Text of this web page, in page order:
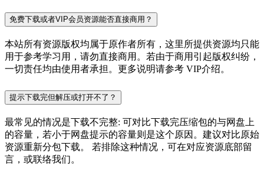
免费下载或者VIP会员资源能否直接商用？
本站所有资源版权均属于原作者所有，这里所提供资源均只能
用于参考学习用，请勿直接商用。若由于商用引起版权纠纷，
一切责任均由使用者承担。更多说明请参考 VIP介绍。
提示下载完但解压或打开不了？
最常见的情况是下载不完整: 可对比下载完压缩包的与网盘上
的容量，若小于网盘提示的容量则是这个原因。建议对比原始
资源重新分包下载。 若排除这种情况，可在对应资源底部留
言，或联络我们。